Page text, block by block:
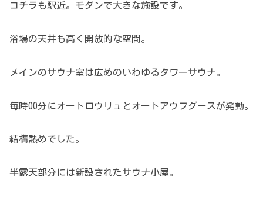
コチラも駅近。モダンで大きな施設です。
浴場の天井も高く開放的な空間。
メインのサウナ室は広めのいわゆるタワーサウナ。
毎時00分にオートロウリュとオートアウフグースが発動。
結構熱めでした。
半露天部分には新設されたサウナ小屋。